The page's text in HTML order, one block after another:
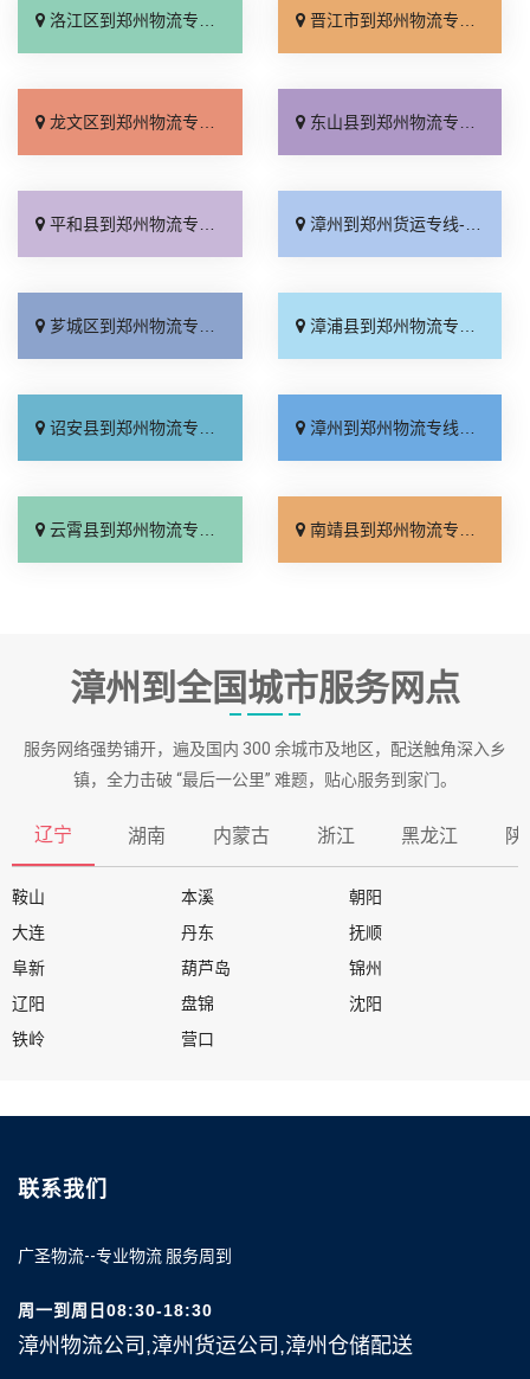
洛江区到郑州物流专线_不随意加价「收费介绍」 晋江市到郑州物流专线_多少公里「托运放心」
龙文区到郑州物流专线_运价查询「专线查询」 东山县到郑州物流专线_来电咨询「市县闪送」
平和县到郑州物流专线_诚信经营「快运直达」 漳州到郑州货运专线-漳州到郑州物流公司_多少一方「全境派送」
芗城区到郑州物流专线_多年经验「资质齐全」 漳浦县到郑州物流专线_门到门配送「物流拼车」
诏安县到郑州物流专线_损坏理赔「门到门接送」 漳州到郑州物流专线_直达特快专线「一站式托运」
云霄县到郑州物流专线_放心物流「门到门配送」 南靖县到郑州物流专线_放心物流「全程定位」
漳州到全国城市服务网点
服务网络强势铺开，遍及国内 300 余城市及地区，配送触角深入乡
镇，全力击破 “最后一公里” 难题，贴心服务到家门。
辽宁 湖南 内蒙古 浙江 黑龙江 陕
鞍山 本溪
朝阳
大连
丹东
抚顺
阜新
葫芦岛
锦州
辽阳
盘锦
沈阳
铁岭
营口
联系我们
广圣物流--专业物流 服务周到
周一到周日08:30-18:30
漳州物流公司,漳州货运公司,漳州仓储配送